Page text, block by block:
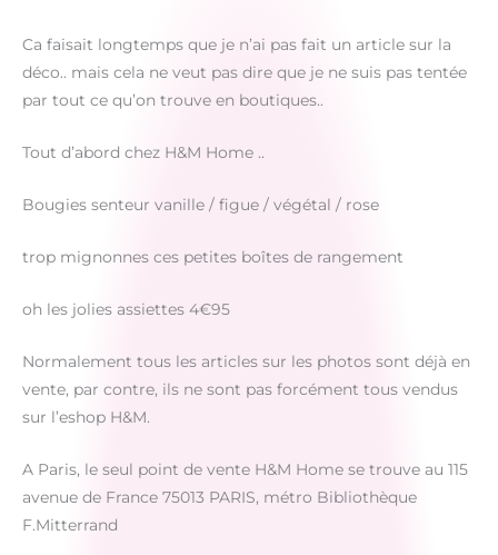
Ca faisait longtemps que je n’ai pas fait un article sur la
déco.. mais cela ne veut pas dire que je ne suis pas tentée
par tout ce qu’on trouve en boutiques..
Tout d’abord chez H&M Home ..
Bougies senteur vanille / figue / végétal / rose
trop mignonnes ces petites boîtes de rangement
oh les jolies assiettes 4€95
Normalement tous les articles sur les photos sont déjà en
vente, par contre, ils ne sont pas forcément tous vendus
sur l’eshop H&M.
A Paris, le seul point de vente H&M Home se trouve au 115
avenue de France 75013 PARIS, métro Bibliothèque
F.Mitterrand